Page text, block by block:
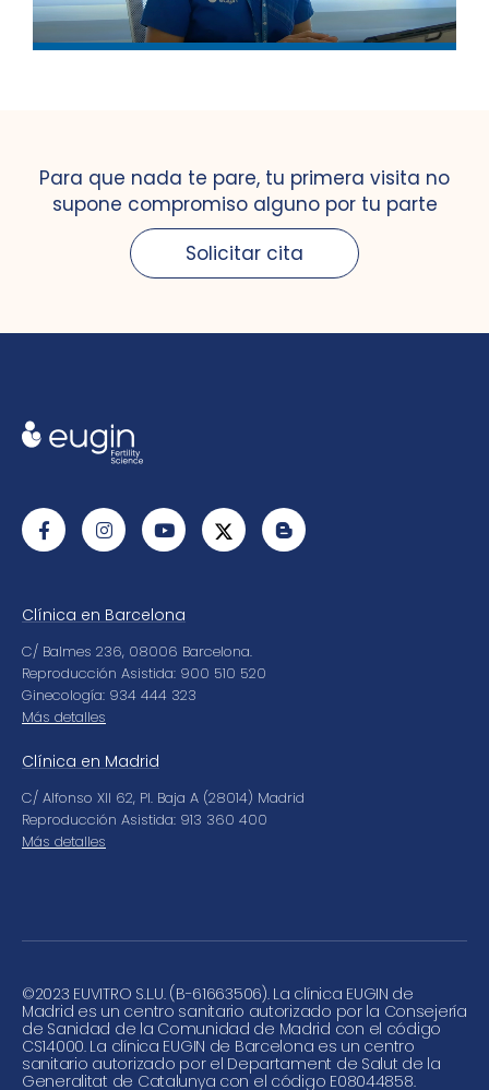
Para que nada te pare, tu primera visita no
supone compromiso alguno por tu parte
Solicitar cita
Clínica en Barcelona
C/ Balmes 236, 08006 Barcelona.
Reproducción Asistida: 900 510 520
Ginecología: 934 444 323
Más detalles
Clínica en Madrid
C/ Alfonso XII 62, Pl. Baja A (28014) Madrid
Reproducción Asistida: 913 360 400
Más detalles
©2023 EUVITRO S.L.U. (B-61663506). La clínica EUGIN de
Madrid es un centro sanitario autorizado por la Consejería
de Sanidad de la Comunidad de Madrid con el código
CS14000. La clínica EUGIN de Barcelona es un centro
sanitario autorizado por el Departament de Salut de la
Generalitat de Catalunya con el código E08044858.